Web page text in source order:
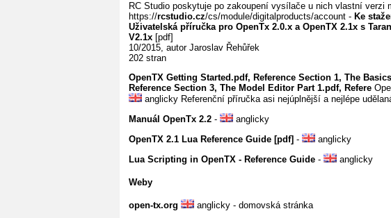
RC Studio poskytuje po zakoupení vysílače u nich vlastní verzi
https://rcstudio.cz/cs/module/digitalproducts/account - Ke
Uživatelská příručka pro OpenTx 2.0.x a OpenTX 2.1x s
V2.1x [pdf]
10/2015, autor Jaroslav Řehůřek
202 stran
OpenTX Getting Started.pdf, Reference Section 1, The
Reference Section 3, The Model Editor Part 1.pdf, Refere
anglicky Referenční příručka asi nejúplnější a nejlépe
Manuál OpenTx 2.2 -
anglicky
OpenTX 2.1 Lua Reference Guide [pdf] -
anglicky
Lua Scripting in OpenTX - Reference Guide - anglicky
Weby
open-tx.org
anglicky - domovská stránka